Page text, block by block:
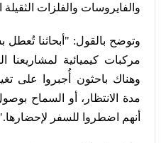
والفايروسات والفلزات
وتوضح بالقول: "أبحاثنا تُعطل
مركبات كيميائية لمشاريعنا
وهناك باحثون أُجبروا على
مدة الانتظار، أو السماح
أنهم اضطروا للسفر لإحضارها